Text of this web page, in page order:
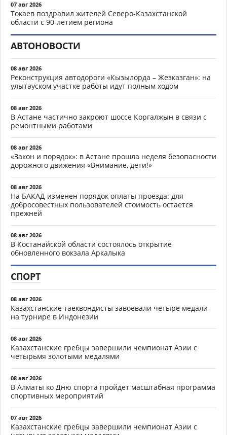
07 авг 2026
Токаев поздравил жителей Северо-Казахстанской
области с 90-летием региона
АВТОНОВОСТИ
08 авг 2026
Реконструкция автодороги «Кызылорда – Жезказган»: на
улытауском участке работы идут полным ходом
08 авг 2026
В Астане частично закроют шоссе Коргалжын в связи с
ремонтными работами
08 авг 2026
«Закон и порядок»: в Астане прошла неделя безопасности
дорожного движения «Внимание, дети!»
08 авг 2026
На БАКАД изменен порядок оплаты проезда: для
добросовестных пользователей стоимость остается
прежней
08 авг 2026
В Костанайской области состоялось открытие
обновленного вокзала Аркалыка
СПОРТ
08 авг 2026
Казахстанские таеквондисты завоевали четыре медали
на турнире в Индонезии
08 авг 2026
Казахстанские гребцы завершили чемпионат Азии с
четырьмя золотыми медалями
08 авг 2026
В Алматы ко Дню спорта пройдет масштабная программа
спортивных мероприятий
07 авг 2026
Казахстанские гребцы завершили чемпионат Азии с